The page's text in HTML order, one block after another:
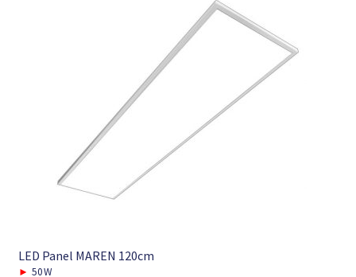
LED Panel MAREN 120cm
► 50W